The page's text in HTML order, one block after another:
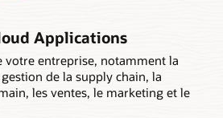
Applications
votre entreprise, notamment la
de la supply chain, la
les ventes, le marketing et le